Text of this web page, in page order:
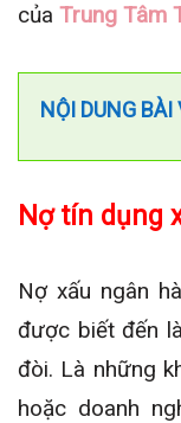
của Trung Tâm
NỘI DUNG BÀI
Nợ tín dụng
Nợ xấu ngân
được biết đến
đòi. Là những
hoặc doanh